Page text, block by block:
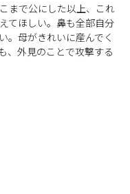
まで公にした以上、これ
てほしい。鼻も全部自分
。母がきれいに産んでく
、外見のことで攻撃する